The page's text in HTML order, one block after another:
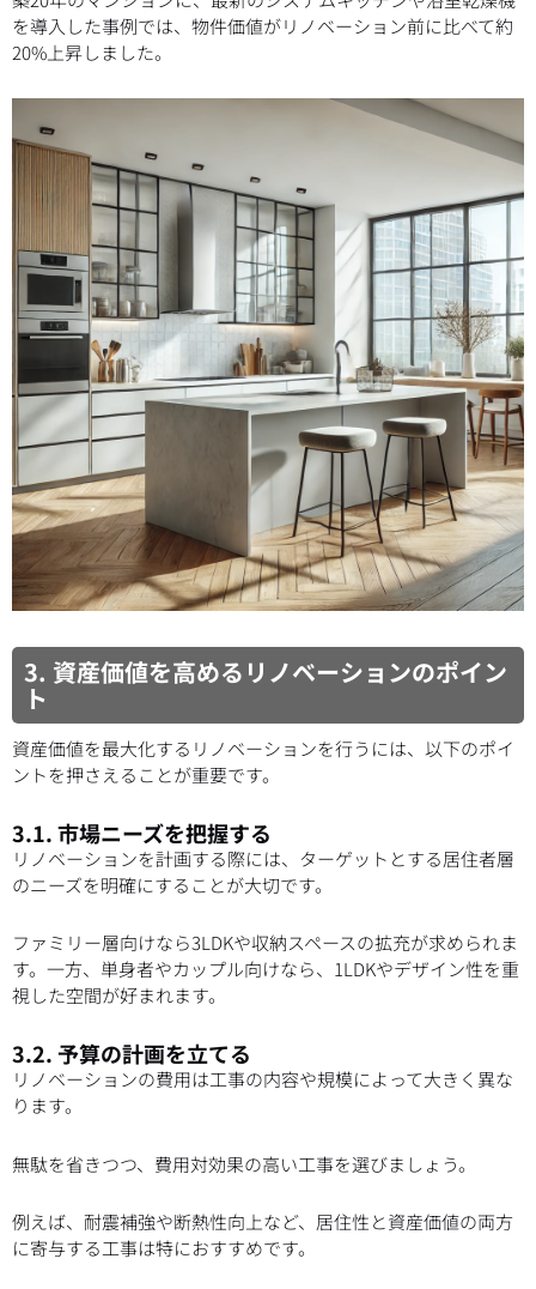
を導入した事例では、物件価値がリノベーション前に比べて約
20%上昇しました。
3. 資産価値を高めるリノベーションのポイン
ト
資産価値を最大化するリノベーションを行うには、以下のポイ
ントを押さえることが重要です。
3.1. 市場ニーズを把握する
リノベーションを計画する際には、ターゲットとする居住者層
のニーズを明確にすることが大切です。
ファミリー層向けなら3LDKや収納スペースの拡充が求められま
す。一方、単身者やカップル向けなら、1LDKやデザイン性を重
視した空間が好まれます。
3.2. 予算の計画を立てる
リノベーションの費用は工事の内容や規模によって大きく異な
ります。
無駄を省きつつ、費用対効果の高い工事を選びましょう。
例えば、耐震補強や断熱性向上など、居住性と資産価値の両方
に寄与する工事は特におすすめです。